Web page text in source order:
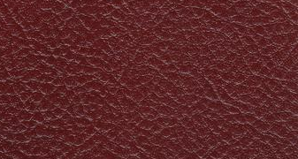
далее
Модель:
Nappa Le Mans
col.Dark Brown